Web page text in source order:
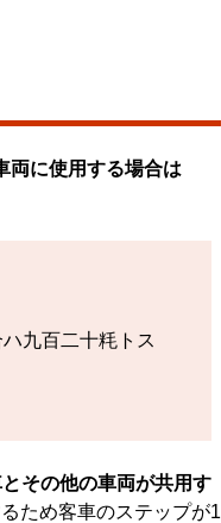
両に使用する場合は
九百二十粍トス
その他の車両が共用す
ため客車のステップが1